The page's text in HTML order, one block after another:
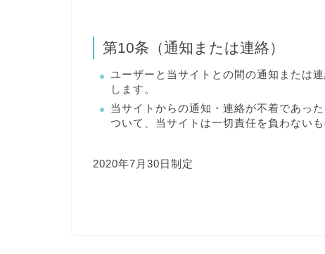
第10条（通知または連絡）
ユーザーと当サイトとの間の通知または
します。
当サイトからの通知・連絡が不着であっ
ついて、当サイトは一切責任を負わないも
2020年7月30日制定